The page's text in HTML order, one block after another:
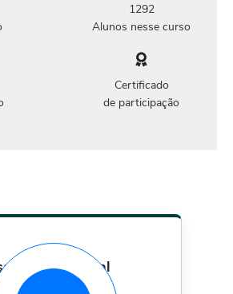
1292
Alunos nesse curso
Certificado
de participação
mensal
apenas